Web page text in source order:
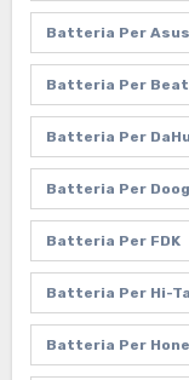
Batteria Per Asus
Batteria Per
Batteria Per
Batteria Per
Batteria Per FDK
Batteria Per Hi-
Batteria Per